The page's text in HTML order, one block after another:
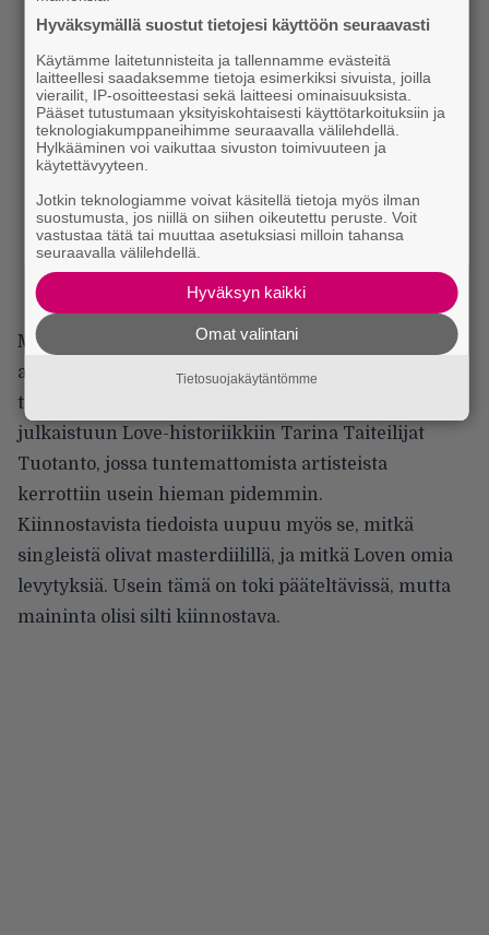
Miska Rantasen kirjoittamat kappale-esittelyt ovat
asiantuntevia, mutta lyhyitä. Boksia kuunnellessa
tulikin aika ajoin tartuttua Rantasen 2005
julkaistuun Love-historiikkiin Tarina Taiteilijat
Tuotanto, jossa tuntemattomista artisteista
kerrottiin usein hieman pidemmin.
Kiinnostavista tiedoista uupuu myös se, mitkä
singleistä olivat masterdiilillä, ja mitkä Loven omia
levytyksiä. Usein tämä on toki pääteltävissä, mutta
maininta olisi silti kiinnostava.
Hyväksymällä suostut tietojesi käyttöön seuraavasti
Käytämme laitetunnisteita ja tallennamme evästeitä
laitteellesi saadaksemme tietoja esimerkiksi sivuista, joilla
vierailit, IP-osoitteestasi sekä laitteesi ominaisuuksista.
Pääset tutustumaan yksityiskohtaisesti käyttötarkoituksiin ja
teknologiakumppaneihimme seuraavalla välilehdellä.
Hylkääminen voi vaikuttaa sivuston toimivuuteen ja
käytettävyyteen.
Jotkin teknologiamme voivat käsitellä tietoja myös ilman
suostumusta, jos niillä on siihen oikeutettu peruste. Voit
vastustaa tätä tai muuttaa asetuksiasi milloin tahansa
seuraavalla välilehdellä.
Hyväksyn kaikki
Omat valintani
Tietosuojakäytäntömme